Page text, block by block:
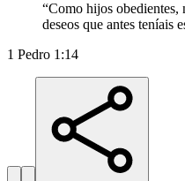
“Como hijos obedientes,
deseos que antes teníais
1 Pedro 1:14